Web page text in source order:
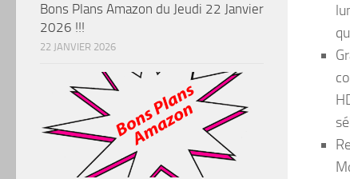
Bons Plans Amazon du Jeudi 22 Janvier
2026 !!!
22 JANVIER 2026